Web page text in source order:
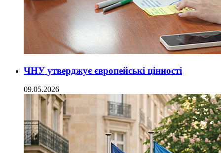
ЧНУ утверджує європейські цінності
09.05.2026